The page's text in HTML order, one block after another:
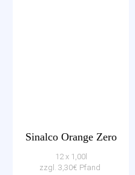
Sinalco Orange Zero
12 x 1,00l
zzgl. 3,30€ Pfand